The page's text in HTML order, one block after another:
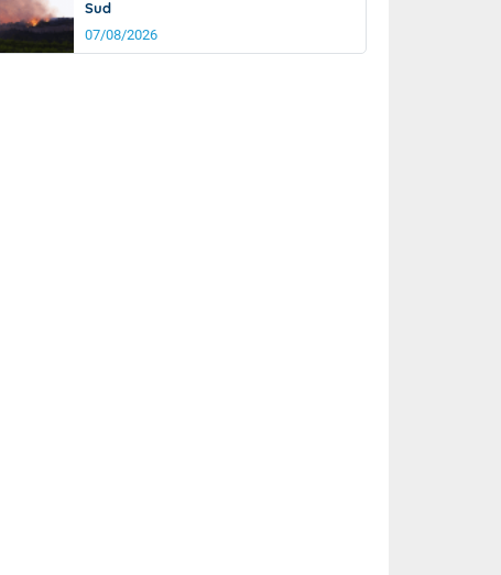
Sud
07/08/2026